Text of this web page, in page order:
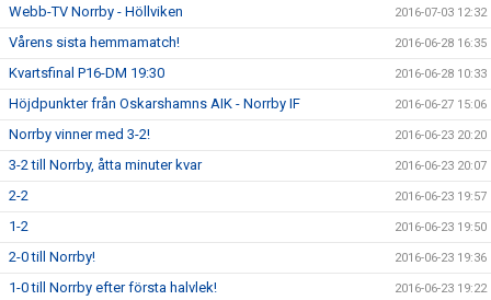
Webb-TV Norrby - Höllviken 2016-07-03 12:32
Vårens sista hemmamatch! 2016-06-28 16:35
Kvartsfinal P16-DM 19:30 2016-06-28 10:33
Höjdpunkter från Oskarshamns AIK - Norrby IF 2016-06-27 15:06
Norrby vinner med 3-2! 2016-06-23 20:20
3-2 till Norrby, åtta minuter kvar 2016-06-23 20:07
2-2 2016-06-23 19:57
1-2 2016-06-23 19:50
2-0 till Norrby! 2016-06-23 19:36
1-0 till Norrby efter första halvlek! 2016-06-23 19:22